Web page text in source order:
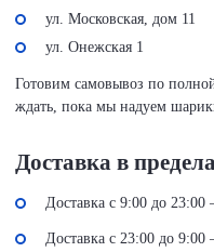
ул. Московская, дом 11
ул. Онежская 1
Готовим самовывоз по
ждать, пока мы надуем
Доставка в
Доставка с 9:00 до 23:00
Доставка с 23:00 до 9:00